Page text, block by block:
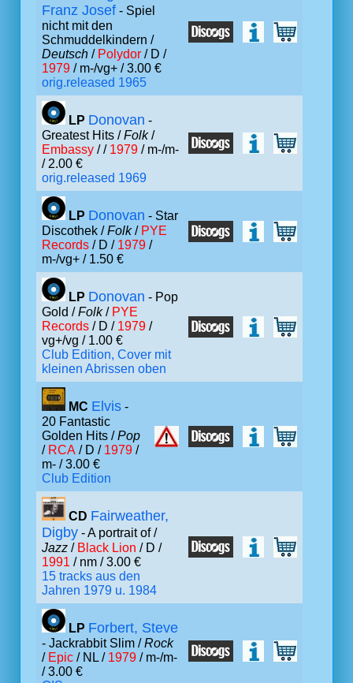
Franz Josef - Spiel
nicht mit den
Schmuddelkindern /
Deutsch / Polydor / D /
1979 / m-/vg+ / 3.00 €
orig.released 1965
LP Donovan -
Greatest Hits /Folk/
Embassy / / 1979 / m-/m-
/ 2.00 €
orig.released 1969
LP Donovan - Star
Discothek /Folk/ PYE
Records / D / 1979 /
m-/vg+ / 1.50 €
LP Donovan - Pop
Gold /Folk/ PYE
Records / D / 1979 /
vg+/vg / 1.00 €
Club Edition, Cover mit
kleinen Abrissen oben
MC Elvis -
20 Fantastic
Golden Hits /Pop
/ RCA / D / 1979 /
m- / 3.00 €
Club Edition
CD Fairweather,
Digby - A portrait of /
Jazz / Black Lion / D /
1991 / nm / 3.00 €
15 tracks aus den
Jahren 1979 u. 1984
LP Forbert, Steve
- Jackrabbit Slim /Rock
/ Epic / NL / 1979 / m-/m-
/ 3.00 €